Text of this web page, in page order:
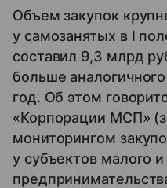
Объем закупок
у самозанятых в I
составил 9,3 млрд
больше
год. Об этом
«Корпорации МСП»
мониторингом
у субъектов малого